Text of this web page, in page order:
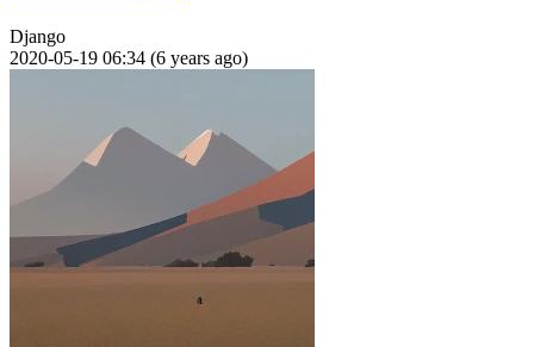
Django
2020-05-19 06:34 (6 years ago)